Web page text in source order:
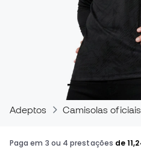
Adeptos Camisolas oficiais